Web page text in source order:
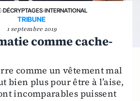
›DÉCRYPTAGES›INTERNATIONAL
TRIBUNE
1 septembre 2019
comme cache-
comme un vêtement mal
bien plus pour être à l’aise,
incomparables puissent